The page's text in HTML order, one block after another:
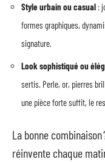
Style urbain ou casual :
formes graphiques,
signature.
Look sophistiqué ou
sertis. Perle, or, pierres
une pièce forte suffit, le
La bonne
réinvente chaque